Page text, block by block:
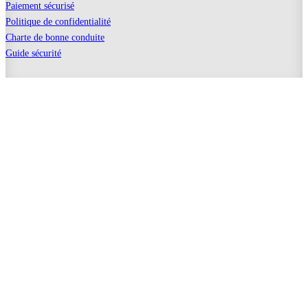
Paiement sécurisé
Politique de confidentialité
Charte de bonne conduite
Guide sécurité